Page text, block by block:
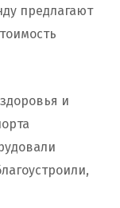
предлагают
и